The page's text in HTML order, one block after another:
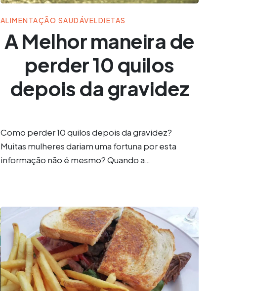
ALIMENTAÇÃO SAUDÁVELDIETAS
A Melhor maneira de
perder 10 quilos
depois da gravidez
Como perder 10 quilos depois da gravidez?
Muitas mulheres dariam uma fortuna por esta
informação não é mesmo? Quando a…